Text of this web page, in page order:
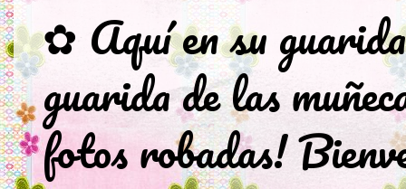
✿ Aquí en su
guarida de las
fotos robadas!